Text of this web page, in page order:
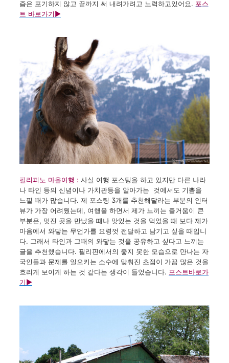
즘은 포기하지 않고 끝까지 써 내려가려고 노력하고있어요. 포스
트 바로가기▶
필리피노 마을여행 : 사실 여행 포스팅을 하고 있지만 다른 나라
나 타인 등의 신념이나 가치관등을 알아가는 것에서도 기쁨을
느낄 때가 많습니다. 제 포스팅 3개를 추천해달라는 부분의 인터
뷰가 가장 어려웠는데, 여행을 하면서 제가 느끼는 즐거움이 큰
부분은, 멋진 곳을 만났을 때나 맛있는 것을 먹었을 때 보다 제가
마음에서 와닿는 무언가를 요령껏 전달하고 남기고 싶을 때입니
다. 그래서 타인과 그때의 와닿는 것을 공유하고 싶다고 느끼는
글을 추천했습니다. 필리핀에서의 좋지 못한 모습으로 만나는 자
국인들과 문제를 일으키는 소수에 맞춰진 초점이 가끔 많은 것을
흐리게 보이게 하는 것 같다는 생각이 들었습니다. 포스트바로가
기▶